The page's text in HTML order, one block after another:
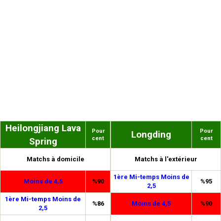
Heilongjiang Lava
Spring
Pour
cent
Matchs à domicile
Moins de 4,5 %90
1ère Mi-temps Moins de
2,5
%86
Longding
Pour
cent
Matchs à l'extérieur
1ère Mi-temps Moins de
2,5
%95
Moins de 4,5 %90